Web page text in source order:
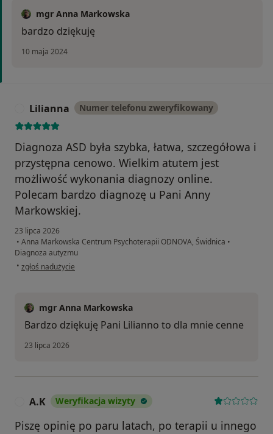
mgr Anna Markowska
bardzo dziękuję
10 maja 2024
Lilianna Numer telefonu zweryfikowany
Diagnoza ASD była szybka, łatwa, szczegółowa i
przystępna cenowo. Wielkim atutem jest
możliwość wykonania diagnozy online.
Polecam bardzo diagnozę u Pani Anny
Markowskiej.
23 lipca 2026
• Anna Markowska Centrum Psychoterapii ODNOVA, Świdnica •
Diagnoza autyzmu
• w opinii użytkownika Lilianna
zgłoś nadużycie
mgr Anna Markowska
Bardzo dziękuję Pani Lilianno to dla mnie cenne
23 lipca 2026
A.K Weryfikacja wizyty
Piszę opinię po paru latach, po terapii u innego